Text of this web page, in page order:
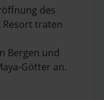
des
Resort traten
Bergen und
Götter an.